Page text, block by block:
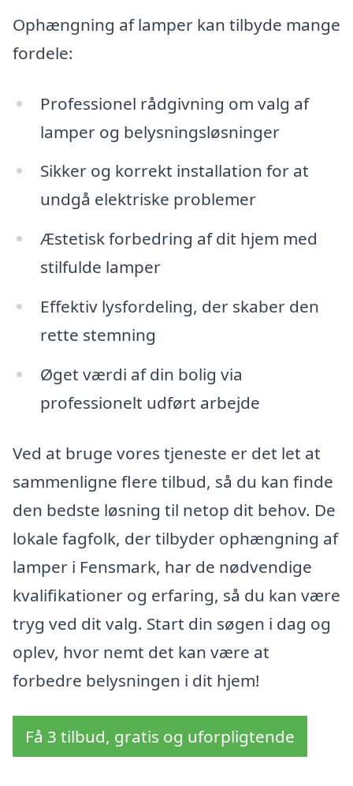
Ophængning af lamper kan tilbyde mange
fordele:
Professionel rådgivning om valg af
lamper og belysningsløsninger
Sikker og korrekt installation for at
undgå elektriske problemer
Æstetisk forbedring af dit hjem med
stilfulde lamper
Effektiv lysfordeling, der skaber den
rette stemning
Øget værdi af din bolig via
professionelt udført arbejde
Ved at bruge vores tjeneste er det let at
sammenligne flere tilbud, så du kan finde
den bedste løsning til netop dit behov. De
lokale fagfolk, der tilbyder ophængning af
lamper i Fensmark, har de nødvendige
kvalifikationer og erfaring, så du kan være
tryg ved dit valg. Start din søgen i dag og
oplev, hvor nemt det kan være at
forbedre belysningen i dit hjem!
Få 3 tilbud, gratis og uforpligtende